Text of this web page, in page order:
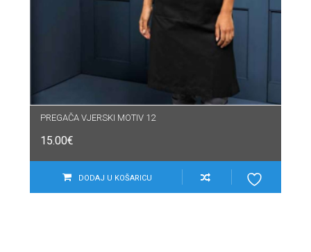
PREGAČA VJERSKI MOTIV 12
15.00€
DODAJ U KOŠARICU